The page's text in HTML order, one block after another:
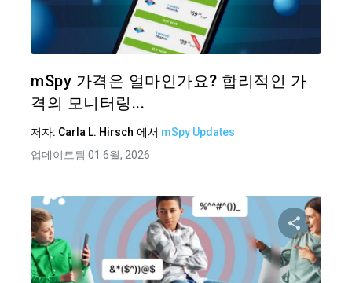
mSpy 가격은 얼마인가요? 합리적인 가
격의 모니터링...
저자: Carla L. Hirsch 에서 mSpy Updates
업데이트됨 01 6월, 2026
이 기